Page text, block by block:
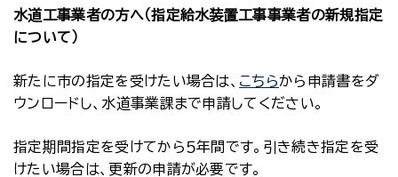
水道工事業者の方へ（指定給水装置工事事業者の新規指定
について）
新たに市の指定を受けたい場合は、 こちらから申請書をダ
ウンロードし、水道事業課まで申請してください。
指定期間指定を受けてから５年間です。引き続き指定を受
けたい場合は、更新の申請が必要です。